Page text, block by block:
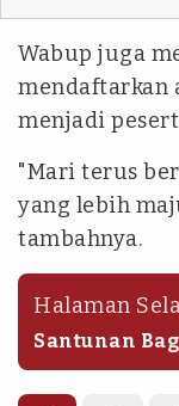
Wabup juga
mendaftarkan
menjadi
"Mari terus
yang lebih
tambahnya.
Halaman
Santunan